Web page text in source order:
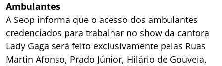
Ambulantes
A Seop informa que o acesso dos ambulantes
credenciados para trabalhar no show da cantora
Lady Gaga será feito exclusivamente pelas Ruas
Martin Afonso, Prado Júnior, Hilário de Gouveia,